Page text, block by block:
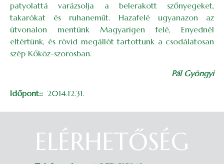
patyolattá varázsolja a belerakott szőnyegeket,
takarókat és ruhaneműt. Hazafelé ugyanazon az
útvonalon mentünk Magyarigen felé, Enyednél
eltértünk, és rövid megállót tartottunk a csodálatosan
szép Kőköz-szorosban.
Pál Gyöngyi
Időpont:
2014.12.31.
ELÉRHETŐSÉG